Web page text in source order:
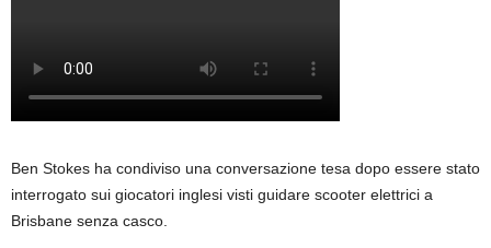
Ben Stokes ha condiviso una conversazione tesa dopo essere stato
interrogato sui giocatori inglesi visti guidare scooter elettrici a
Brisbane senza casco.